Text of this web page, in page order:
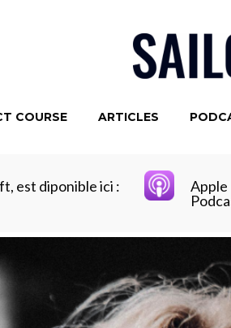
COURSE ARTICLES
est diponible ici :
Apple